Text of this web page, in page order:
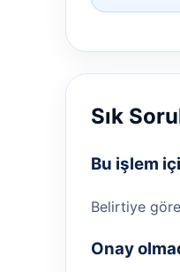
Sık
Bu işlem
Belirtiye
Onay